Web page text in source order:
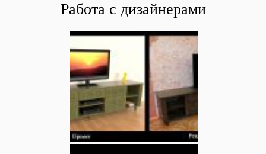
Работа с дизайнерами